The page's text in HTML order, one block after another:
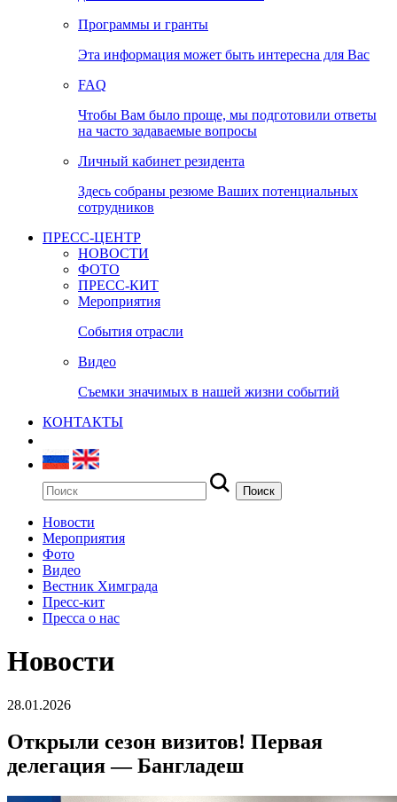
Программы и гранты
Эта информация может быть интересна для Вас
FAQ
Чтобы Вам было проще, мы подготовили ответы
на часто задаваемые вопросы
Личный кабинет резидента
Здесь собраны резюме Ваших потенциальных
сотрудников
ПРЕСС-ЦЕНТР
НОВОСТИ
ФОТО
ПРЕСС-КИТ
Мероприятия
События отрасли
Видео
Съемки значимых в нашей жизни событий
КОНТАКТЫ
Новости
Мероприятия
Фото
Видео
Вестник Химграда
Пресс-кит
Пресса о нас
Новости
28.01.2026
Открыли сезон визитов! Первая
делегация — Бангладеш